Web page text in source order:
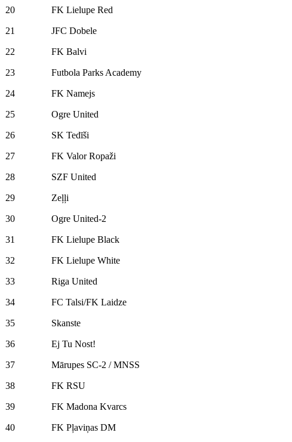
20 FK Lielupe Red
21 JFC Dobele
22 FK Balvi
23 Futbola Parks Academy
24 FK Namejs
25 Ogre United
26 SK Tedīši
27 FK Valor Ropaži
28 SZF United
29 Zeļļi
30 Ogre United-2
31 FK Lielupe Black
32 FK Lielupe White
33 Riga United
34 FC Talsi/FK Laidze
35 Skanste
36 Ej Tu Nost!
37 Mārupes SC-2 / MNSS
38 FK RSU
39 FK Madona Kvarcs
40 FK Pļaviņas DM